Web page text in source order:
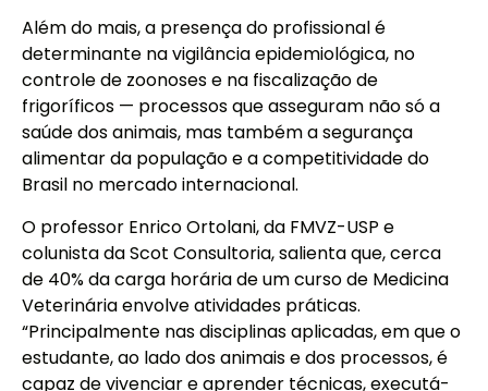
Além do mais, a presença do profissional é
determinante na vigilância epidemiológica, no
controle de zoonoses e na fiscalização de
frigoríficos — processos que asseguram não só a
saúde dos animais, mas também a segurança
alimentar da população e a competitividade do
Brasil no mercado internacional.
O professor Enrico Ortolani, da FMVZ-USP e
colunista da Scot Consultoria, salienta que, cerca
de 40% da carga horária de um curso de Medicina
Veterinária envolve atividades práticas.
“Principalmente nas disciplinas aplicadas, em que o
estudante, ao lado dos animais e dos processos, é
capaz de vivenciar e aprender técnicas, executá-